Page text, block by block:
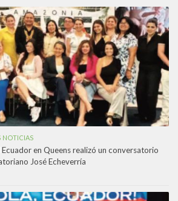
NOTICIAS
en Queens realizó un conversatorio
José Echeverría